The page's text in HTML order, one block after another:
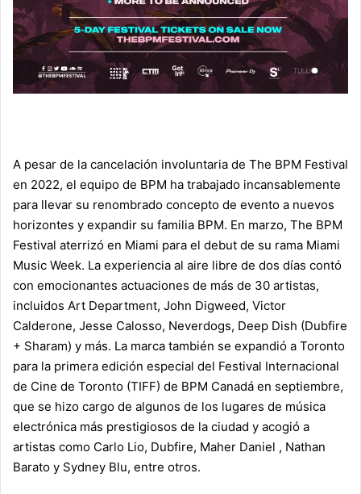
A pesar de la cancelación involuntaria de The BPM Festival
en 2022, el equipo de BPM ha trabajado incansablemente
para llevar su renombrado concepto de evento a nuevos
horizontes y expandir su familia BPM. En marzo, The BPM
Festival aterrizó en Miami para el debut de su rama Miami
Music Week. La experiencia al aire libre de dos días contó
con emocionantes actuaciones de más de 30 artistas,
incluidos Art Department, John Digweed, Victor
Calderone, Jesse Calosso, Neverdogs, Deep Dish (Dubfire
+ Sharam) y más. La marca también se expandió a Toronto
para la primera edición especial del Festival Internacional
de Cine de Toronto (TIFF) de BPM Canadá en septiembre,
que se hizo cargo de algunos de los lugares de música
electrónica más prestigiosos de la ciudad y acogió a
artistas como Carlo Lio, Dubfire, Maher Daniel , Nathan
Barato y Sydney Blu, entre otros.